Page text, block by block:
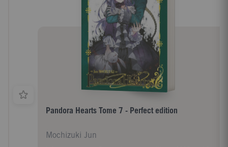
Pandora Hearts Tome 7 - Perfect edition
Mochizuki Jun